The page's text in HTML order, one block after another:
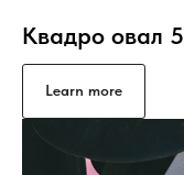
Квадро овал 5
Learn more